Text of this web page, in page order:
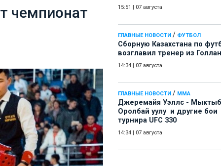
15:51 07 августа
ГЛАВНЫЕ НОВОСТИ / ФУТБОЛ
Сборную Казахстана по
возглавил тренер из
14:34 07 августа
ГЛАВНЫЕ НОВОСТИ / ММА
Джеремайя Уэллс -
Оролбай уулу и другие бои
турнира UFC 330
14:34 07 августа
чемпионат